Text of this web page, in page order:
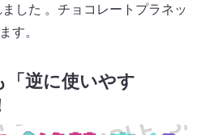
した 。チョコレートプラネッ
す。
「逆に使いやす